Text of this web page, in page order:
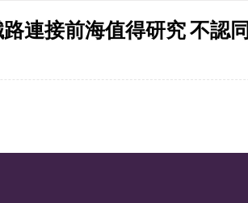
連接前海值得研究 不認